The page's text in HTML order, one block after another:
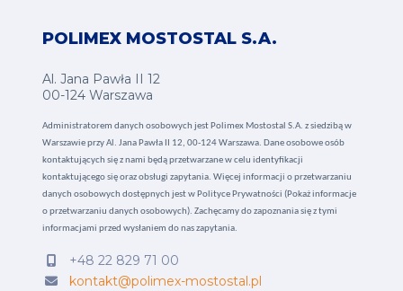
POLIMEX MOSTOSTAL S.A.
Al. Jana Pawła II 12
00-124 Warszawa
Administratorem danych osobowych jest Polimex Mostostal S.A. z siedzibą w
Warszawie przy Al. Jana Pawła II 12, 00-124 Warszawa. Dane osobowe osób
kontaktujących się z nami będą przetwarzane w celu identyfikacji
kontaktującego się oraz obsługi zapytania. Więcej informacji o przetwarzaniu
danych osobowych dostępnych jest w Polityce Prywatności (Pokaż informacje
o przetwarzaniu danych osobowych). Zachęcamy do zapoznania się z tymi
informacjami przed wysłaniem do nas zapytania.
+48 22 829 71 00
kontakt@polimex-mostostal.pl